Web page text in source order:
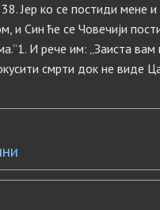
Јер ко се постиди мене
и Син ће се Човечији
И рече им: „Заиста
смрти док не виде